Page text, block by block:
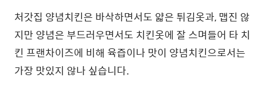
처갓집 양념치킨은 바삭하면서도 얇은 튀김옷과, 맵진 않
지만 양념은 부드러우면서도 치킨옷에 잘 스며들어 타 치
킨 프랜차이즈에 비해 육즙이나 맛이 양념치킨으로서는
가장 맛있지 않나 싶습니다.